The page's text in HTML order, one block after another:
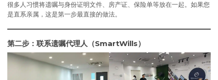
很多人习惯将遗嘱与身份证明文件、房产证、保险单等放在一起。如果您
是直系亲属，这是第一步最直接的做法。
第二步：联系遗嘱代理人（SmartWills）